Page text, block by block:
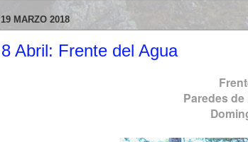
19 MARZO 2018
8 Abril: Frente del Agua
Paredes